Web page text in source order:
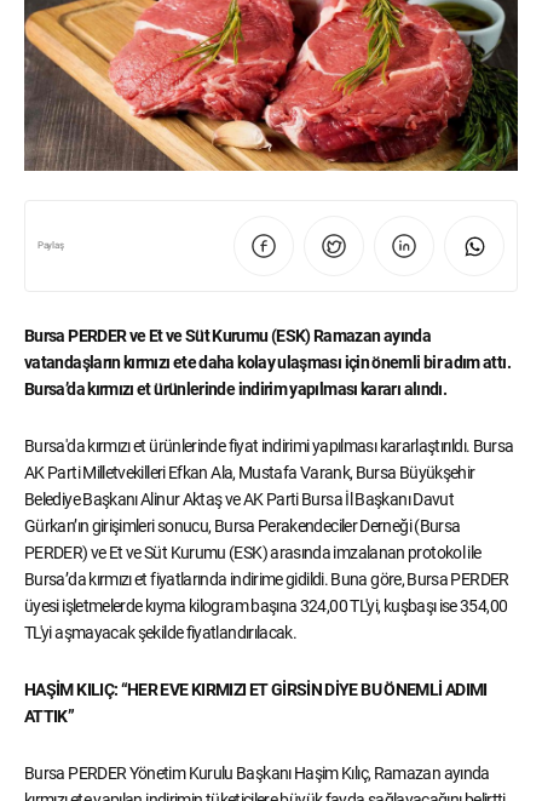
Paylaş
Bursa PERDER ve Et ve Süt Kurumu (ESK) Ramazan ayında
vatandaşların kırmızı ete daha kolay ulaşması için önemli bir adım attı.
Bursa’da kırmızı et ürünlerinde indirim yapılması kararı alındı.
Bursa'da kırmızı et ürünlerinde fiyat indirimi yapılması kararlaştırıldı. Bursa
AK Parti Milletvekilleri Efkan Ala, Mustafa Varank, Bursa Büyükşehir
Belediye Başkanı Alinur Aktaş ve AK Parti Bursa İl Başkanı Davut
Gürkan’ın girişimleri sonucu, Bursa Perakendeciler Derneği (Bursa
PERDER) ve Et ve Süt Kurumu (ESK) arasında imzalanan protokol ile
Bursa’da kırmızı et fiyatlarında indirime gidildi. Buna göre, Bursa PERDER
üyesi işletmelerde kıyma kilogram başına 324,00 TL'yi, kuşbaşı ise 354,00
TL'yi aşmayacak şekilde fiyatlandırılacak.
HAŞİM KILIÇ: “HER EVE KIRMIZI ET GİRSİN DİYE BU ÖNEMLİ ADIMI
ATTIK”
Bursa PERDER Yönetim Kurulu Başkanı Haşim Kılıç, Ramazan ayında